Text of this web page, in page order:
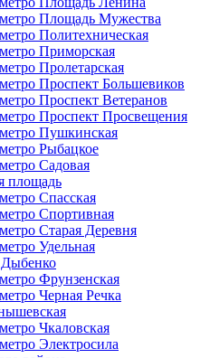
Площадь Мужества
Политехническая
Приморская
Пролетарская
Проспект Большевиков
Проспект Ветеранов
Проспект Просвещения
Пушкинская
Рыбацкое
Садовая
площадь
Спасская
Спортивная
Старая Деревня
Удельная
Фрунзенская
Черная Речка
Чкаловская
Электросила